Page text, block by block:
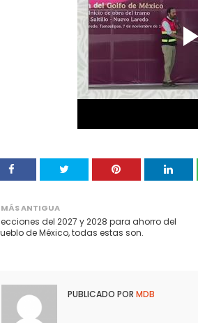
MÁS ANTIGUA
del 2027 y 2028 para ahorro del
de México, todas estas son.
PUBLICADO POR MDB